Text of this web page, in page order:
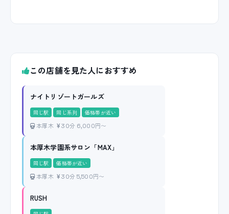
この店舗を見た人におすすめ
ナイトリゾートガールズ
同じ駅 同じ系列 価格帯が近い
本厚木 30分 6,000円〜
本厚木学園系サロン「MAX」
同じ駅 価格帯が近い
本厚木 30分 5,500円〜
RUSH